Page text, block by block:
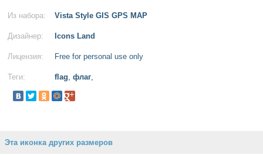
Из набора: Vista Style GIS GPS MAP
Дизайнер: Icons Land
Лицензия: Free for personal use only
Теги: flag, флаг,
Эта иконка других размеров